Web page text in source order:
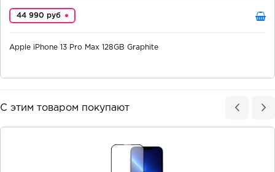
44 990 руб
Apple iPhone 13 Pro Max 128GB Graphite
С этим товаром покупают